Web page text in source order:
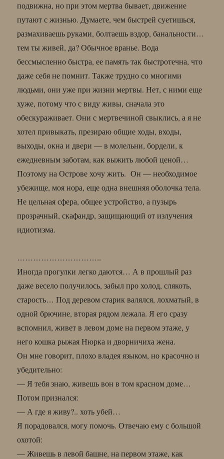
подвижна, но при этом мертва бывает, движение
путают с жизнью. Думаете, чем быстрей суетишься,
размахиваешь руками, болтаешь вздор, банальности…
тем ты живей, да? Обычное вранье. Вода
бессмысленно быстра, ее память так быстротечна, что
даже себя не помнит. Также трудно со многими
людьми, они уже при жизни мертвы. Нет, с ними еще
хуже, потому что с виду живы, сначала это
обескураживает. Они с мертвечиной свыклись, а я не
хотел привыкать, презираю общие ходы, входы,
выходы, окна и двери — в молельни, бордели, к
ежедневным заботам, как выжить любой ценой…
Поэтому на Острове хочу жить. Он — необходимое
убежище, моя нора, еще одна внешняя оболочка тела.
Не цельная сфера, общее устройство, а пузырь
прозрачный, скафандр, защищающий от излучения
идиотизма.
…………………………..
Иногда прогулки легко даются… А в прошлый раз
даже весело получилось, забыл про холод, слякоть,
старость… Под деревом старик валялся, лохматый, в
одной брючине, вторая рядом лежала. Я его сразу
вспомнил, живет в левом доме на первом этаже, у
него кошка рыжая Нюрка и дворничиха жена.
Он мне говорит, плохо владея языком, но красочно и
убедительно:
— Я тебя знаю, живешь вон в том красном доме…
Потом признался:
— А где я живу?.. хоть убей…
Я порадовался, могу помочь. Отвечаю ему с большой
охотой:
— Живешь в левой башне, на первом этаже, как